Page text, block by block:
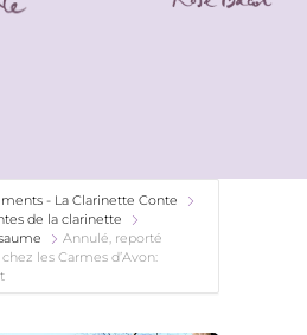
- La Clarinette Conte
de la clarinette
Annulé, reporté
les Carmes d’Avon: